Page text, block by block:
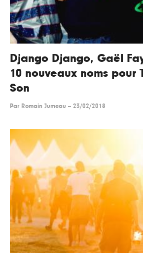
Django Django, Gaël
10 nouveaux noms pour
Son
Par Romain Jumeau -- 23/02/2018